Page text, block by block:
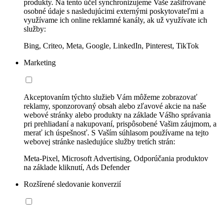
produkty. Na tento účel synchronizujeme Vaše zašifrované
osobné údaje s nasledujúcimi externými poskytovateľmi a
využívame ich online reklamné kanály, ak už využívate ich
služby:
Bing, Criteo, Meta, Google, LinkedIn, Pinterest, TikTok
Marketing
Akceptovaním týchto služieb Vám môžeme zobrazovať
reklamy, sponzorovaný obsah alebo zľavové akcie na naše
webové stránky alebo produkty na základe Vášho správania
pri prehliadaní a nakupovaní, prispôsobené Vašim záujmom, a
merať ich úspešnosť. S Vaším súhlasom používame na tejto
webovej stránke nasledujúce služby tretích strán:
Meta-Pixel, Microsoft Advertising, Odporúčania produktov
na základe kliknutí, Ads Defender
Rozšírené sledovanie konverzií